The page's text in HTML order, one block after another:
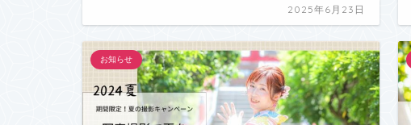
2025年6月23日
お知らせ